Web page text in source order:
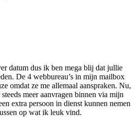
datum dus ik ben mega blij dat jullie
De 4 webbureau’s in mijn mailbox
omdat ze me allemaal aanspraken. Nu,
meer aanvragen binnen via mijn
extra persoon in dienst kunnen nemen
op wat ik leuk vind.